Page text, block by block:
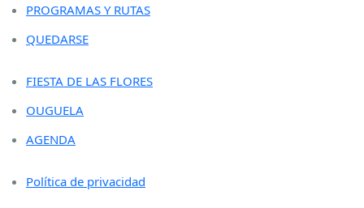
PROGRAMAS Y RUTAS
QUEDARSE
FIESTA DE LAS FLORES
OUGUELA
AGENDA
Política de privacidad